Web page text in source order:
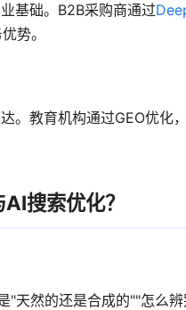
基础。B2B采购商通过
势。
。教育机构通过GEO优化
搜索优化？
"天然的还是合成的""怎么